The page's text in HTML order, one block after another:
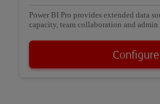
Power BI Pro provides extended data
capacity, team collaboration and admin
Configure